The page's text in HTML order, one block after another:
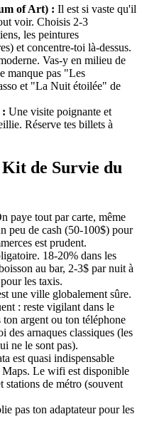
of Art) : Il est si vaste qu'il
voir. Choisis 2-3
les peintures
et concentre-toi là-dessus.
Vas-y en milieu de
manque pas "Les
et "La Nuit étoilée" de
: Une visite poignante et
Réserve tes billets à
de Survie du
paye tout par carte, même
peu de cash (50-100$) pour
est prudent.
18-20% dans les
au bar, 2-3$ par nuit à
les taxis.
une ville globalement sûre.
: reste vigilant dans le
argent ou ton téléphone
des arnaques classiques (les
ne le sont pas).
est quasi indispensable
Le wifi est disponible
stations de métro (souvent
pas ton adaptateur pour les